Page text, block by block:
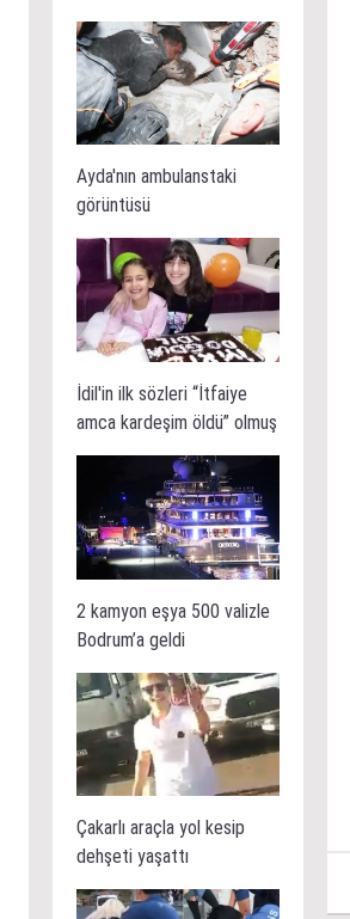
Ayda'nın ambulanstaki
görüntüsü
İdil'in ilk sözleri “İtfaiye
amca kardeşim öldü” olmuş
2 kamyon eşya 500 valizle
Bodrum’a geldi
Çakarlı araçla yol kesip
dehşeti yaşattı